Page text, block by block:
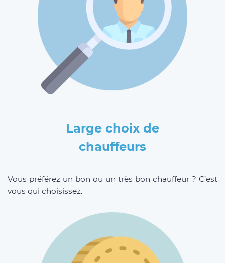
Large choix de
chauffeurs
Vous préférez un bon ou un très bon chauffeur ? C’est
vous qui choisissez.